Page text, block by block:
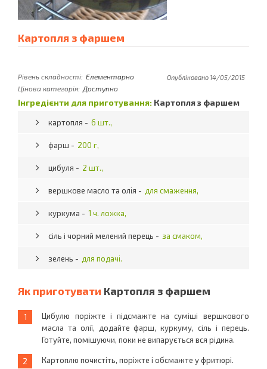
Картопля з фаршем
Рівень складності: Елементарно
Цінова категорія: Доступно
Опубліковано 14/05/2015
Інгредієнти для приготування: Картопля з фаршем
картопля - 6 шт.,
фарш - 200 г,
цибуля - 2 шт.,
вершкове масло та олія - для смаження,
куркума - 1 ч. ложка,
сіль і чорний мелений перець - за смаком,
зелень - для подачі.
Як приготувати Картопля з фаршем
Цибулю поріжте і підсмажте на суміші вершкового
масла та олії, додайте фарш, куркуму, сіль і перець.
Готуйте, помішуючи, поки не випарується вся рідина.
Картоплю почистіть, поріжте і обсмажте у фритюрі.